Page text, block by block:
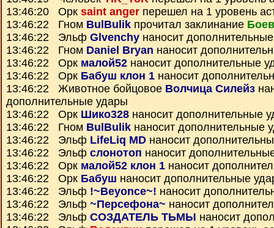
13:46:20 Орк saint anger перешел на 1 уровень
13:46:22 Гном BulBulik прочитал заклинание
13:46:22 Эльф Glvenchy наносит
13:46:22 Гном Daniel Bryan наносит
13:46:22 Орк малой52 наносит дополнительные
13:46:22 Орк Бабуш клон 1 наносит
13:46:22 Животное бойцовое Волчица Силейз
дополнительные удары
13:46:22 Орк Шико328 наносит дополнительные
13:46:22 Гном BulBulik наносит дополнительные
13:46:22 Эльф LifeLiq MD наносит
13:46:22 Эльф слонотоп наносит
13:46:22 Орк малой52 клон 1 наносит
13:46:22 Орк Бабуш наносит дополнительные
13:46:22 Эльф !~Beyonce~! наносит
13:46:22 Эльф ~Персефона~ наносит
13:46:22 Эльф СОЗДАТЕЛЬ ТЬМЫ наносит